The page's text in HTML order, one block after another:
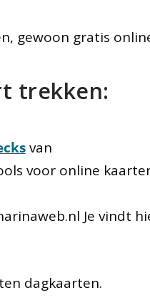
gewoon gratis
trekken:
van
voor online
Je vindt
dagkaarten.